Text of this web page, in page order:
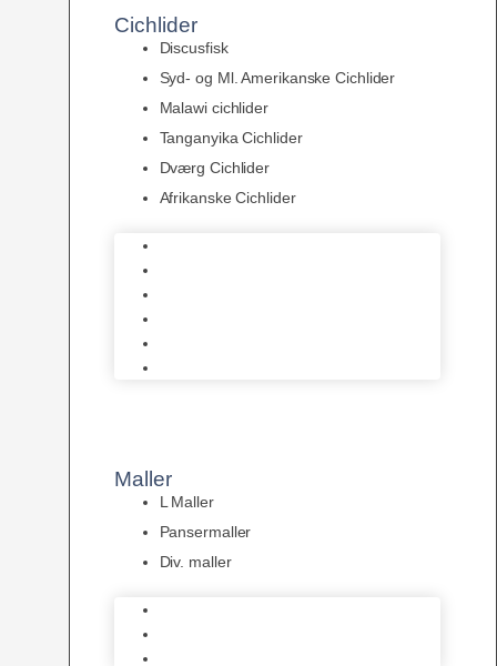
Cichlider
Discusfisk
Syd- og Ml. Amerikanske Cichlider
Malawi cichlider
Tanganyika Cichlider
Dværg Cichlider
Afrikanske Cichlider
Maller
L Maller
Pansermaller
Div. maller